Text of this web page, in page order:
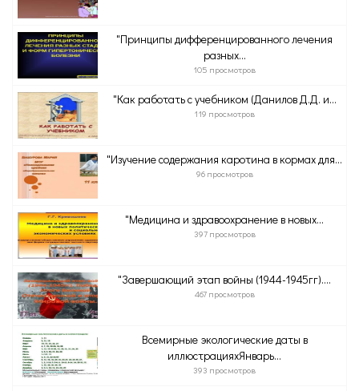
"Принципы дифференцированного лечения
разных...
105 просмотров
"Как работать с учебником (Данилов Д.Д. и...
119 просмотров
"Изучение содержания каротина в кормах для...
96 просмотров
"Медицина и здравоохранение в новых...
397 просмотров
"Завершающий этап войны (1944-1945гг)....
467 просмотров
Всемирные экологические даты в
иллюстрацияхЯнварь...
393 просмотров